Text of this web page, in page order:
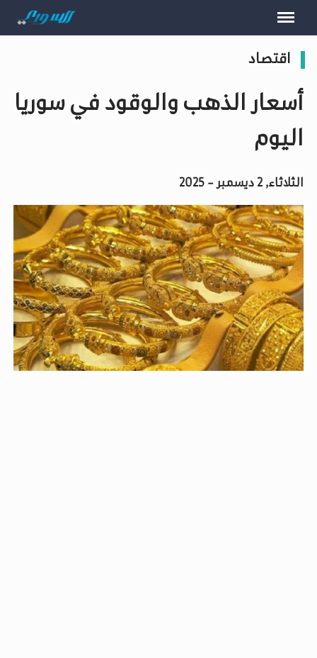
اقتصاد
أسعار الذهب والوقود في سوريا
اليوم
الثلاثاء, 2 ديسمبر - 2025